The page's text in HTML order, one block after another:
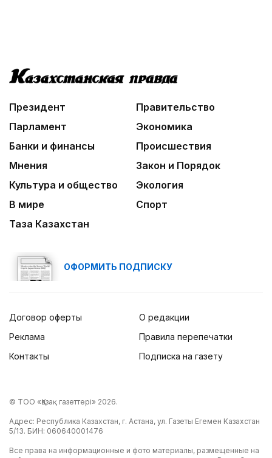
Президент
Правительство
Парламент
Экономика
Банки и финансы
Происшествия
Мнения
Закон и Порядок
Культура и общество
Экология
В мире
Спорт
Таза Казахстан
ОФОРМИТЬ ПОДПИСКУ
Договор оферты
Реклама
Контакты
О редакции
Правила перепечатки
Подписка на газету
© ТОО «Қазақ газеттері» 2026.
Адрес: Республика Казахстан, г. Астана, ул. Газеты Егемен Казахстан
5/13. БИН: 060640001476
Все права на информационные и фото материалы, размещенные на